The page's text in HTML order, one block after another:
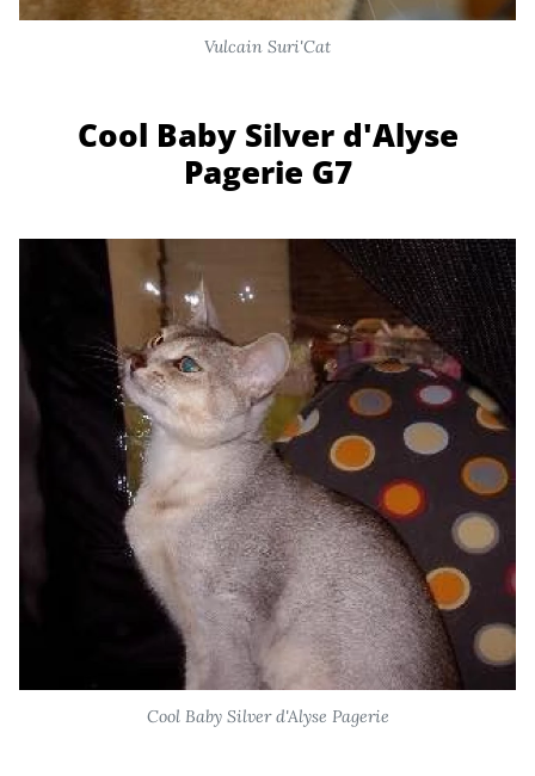
Vulcain Suri'Cat
Cool Baby Silver d'Alyse
Pagerie G7
Cool Baby Silver d'Alyse Pagerie